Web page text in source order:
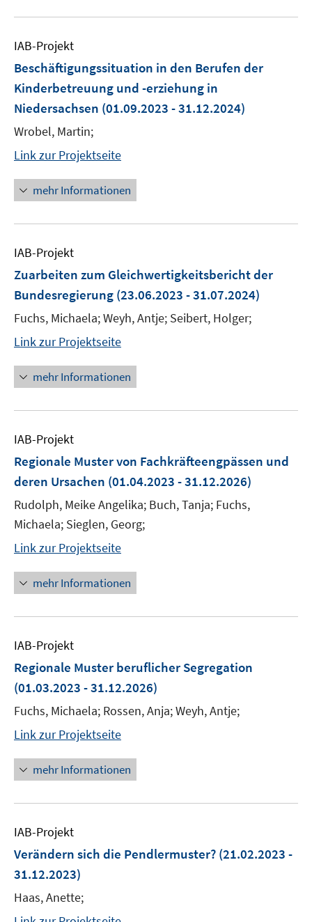
IAB-Projekt
Beschäftigungssituation in den Berufen der
Kinderbetreuung und -erziehung in
Niedersachsen (01.09.2023 - 31.12.2024)
Wrobel, Martin;
Link zur Projektseite
mehr Informationen
IAB-Projekt
Zuarbeiten zum Gleichwertigkeitsbericht der
Bundesregierung (23.06.2023 - 31.07.2024)
Fuchs, Michaela; Weyh, Antje; Seibert, Holger;
Link zur Projektseite
mehr Informationen
IAB-Projekt
Regionale Muster von Fachkräfteengpässen und
deren Ursachen (01.04.2023 - 31.12.2026)
Rudolph, Meike Angelika; Buch, Tanja; Fuchs,
Michaela; Sieglen, Georg;
Link zur Projektseite
mehr Informationen
IAB-Projekt
Regionale Muster beruflicher Segregation
(01.03.2023 - 31.12.2026)
Fuchs, Michaela; Rossen, Anja; Weyh, Antje;
Link zur Projektseite
mehr Informationen
IAB-Projekt
Verändern sich die Pendlermuster? (21.02.2023 -
31.12.2023)
Haas, Anette;